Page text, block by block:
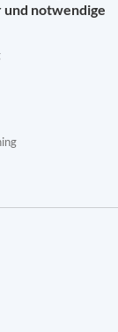
und notwendige